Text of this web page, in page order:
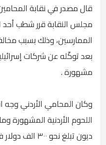
قال مصدر في نقابة المحامين
مجلس النقابة قرر شطب أحد
الممارسين، وذلك بسبب
بعد توكّله عن شركات
مشهورة .
وكان المحامي الأردني وجه
اللحوم الأردنية المشهورة
ديون تبلغ نحو ٣٠٠ الف دولار فورا والا حرك قضية ضدهم .